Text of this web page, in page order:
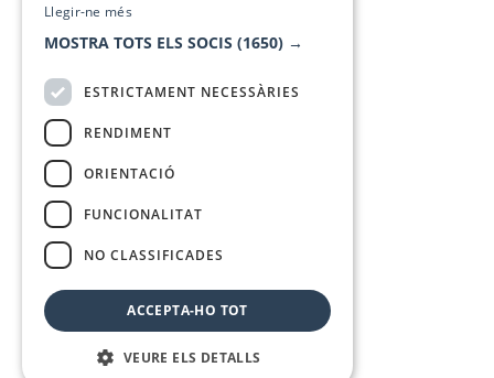
Llegir-ne més
MOSTRA TOTS ELS SOCIS (1650) →
ESTRICTAMENT NECESSÀRIES
RENDIMENT
ORIENTACIÓ
FUNCIONALITAT
NO CLASSIFICADES
ACCEPTA-HO TOT
VEURE ELS DETALLS